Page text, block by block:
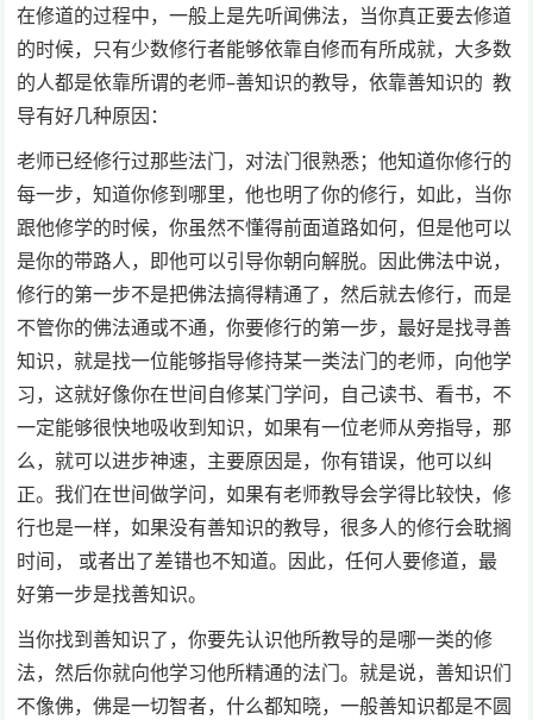
在修道的过程中，一般上是先听闻佛法，当你真正要去修道
的时候，只有少数修行者能够依靠自修而有所成就，大多数
的人都是依靠所谓的老师–善知识的教导，依靠善知识的 教
导有好几种原因：
老师已经修行过那些法门，对法门很熟悉；他知道你修行的
每一步，知道你修到哪里，他也明了你的修行，如此，当你
跟他修学的时候，你虽然不懂得前面道路如何，但是他可以
是你的带路人，即他可以引导你朝向解脱。因此佛法中说，
修行的第一步不是把佛法搞得精通了，然后就去修行，而是
不管你的佛法通或不通，你要修行的第一步，最好是找寻善
知识，就是找一位能够指导修持某一类法门的老师，向他学
习，这就好像你在世间自修某门学问，自己读书、看书，不
一定能够很快地吸收到知识，如果有一位老师从旁指导，那
么，就可以进步神速，主要原因是，你有错误，他可以纠
正。我们在世间做学问，如果有老师教导会学得比较快，修
行也是一样，如果没有善知识的教导，很多人的修行会耽搁
时间， 或者出了差错也不知道。因此，任何人要修道，最
好第一步是找善知识。
当你找到善知识了，你要先认识他所教导的是哪一类的修
法，然后你就向他学习他所精通的法门。就是说，善知识们
不像佛，佛是一切智者，什么都知晓，一般善知识都是不圆